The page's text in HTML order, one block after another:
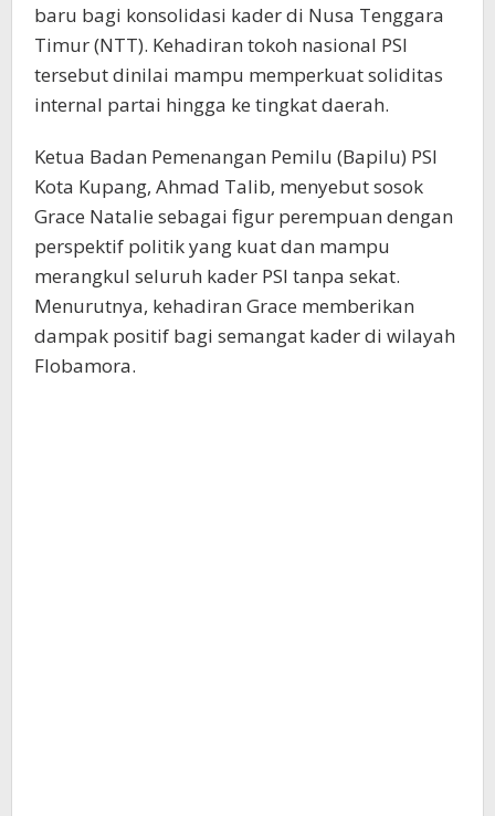
baru bagi konsolidasi kader di Nusa Tenggara
Timur (NTT). Kehadiran tokoh nasional PSI
tersebut dinilai mampu memperkuat soliditas
internal partai hingga ke tingkat daerah.
Ketua Badan Pemenangan Pemilu (Bapilu) PSI
Kota Kupang, Ahmad Talib, menyebut sosok
Grace Natalie sebagai figur perempuan dengan
perspektif politik yang kuat dan mampu
merangkul seluruh kader PSI tanpa sekat.
Menurutnya, kehadiran Grace memberikan
dampak positif bagi semangat kader di wilayah
Flobamora.